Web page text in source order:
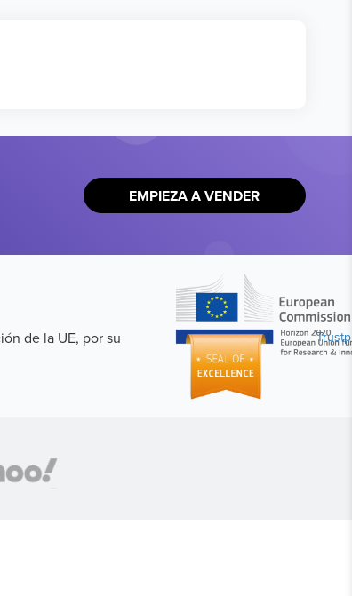
EMPIEZA A VENDER
de la UE, por su